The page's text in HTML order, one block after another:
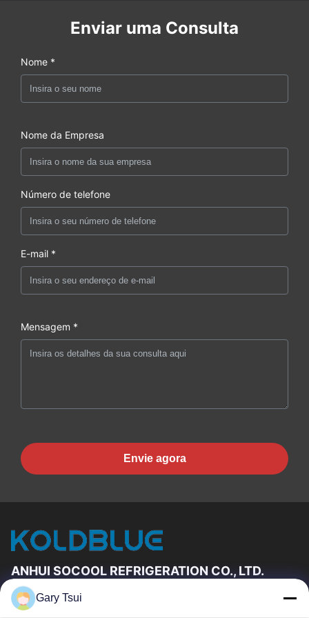
Enviar uma Consulta
Nome *
Nome da Empresa
Número de telefone
E-mail *
Mensagem *
Envie agora
ANHUI SOCOOL REFRIGERATION CO., LTD.
Relações Rápidas
Gary Tsui